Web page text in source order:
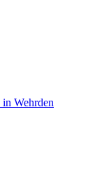
Wehrden